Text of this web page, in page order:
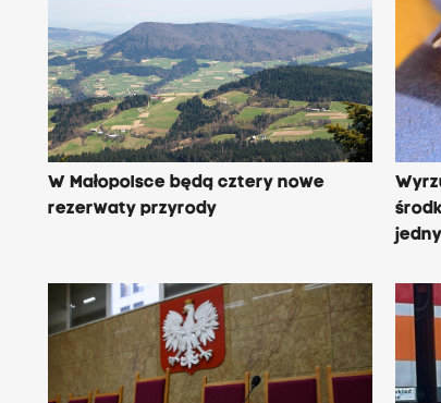
W Małopolsce będą cztery nowe
rezerwaty przyrody